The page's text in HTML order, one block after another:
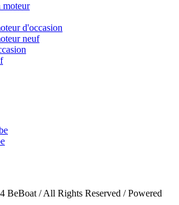
moteur
d'occasion
neuf
BeBoat /All Rights Reserved /Powered